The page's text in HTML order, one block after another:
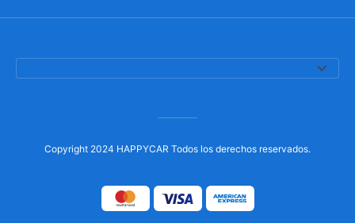
Copyright 2024 HAPPYCAR Todos los derechos reservados.